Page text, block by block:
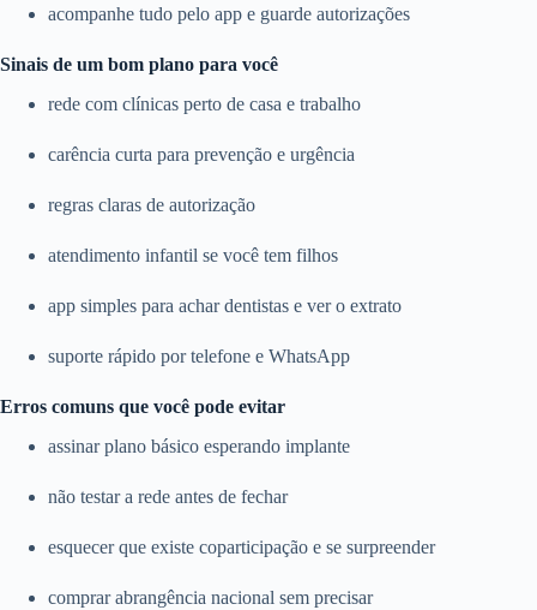
acompanhe tudo pelo app e guarde autorizações
Sinais de um bom plano para você
rede com clínicas perto de casa e trabalho
carência curta para prevenção e urgência
regras claras de autorização
atendimento infantil se você tem filhos
app simples para achar dentistas e ver o extrato
suporte rápido por telefone e WhatsApp
Erros comuns que você pode evitar
assinar plano básico esperando implante
não testar a rede antes de fechar
esquecer que existe coparticipação e se surpreender
comprar abrangência nacional sem precisar